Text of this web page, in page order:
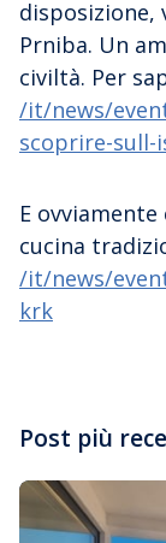
disposizione,
Prniba. Un
civiltà. Per
/it/news/
scoprire-sull-
E ovviamente
cucina
/it/news/
krk
Post più